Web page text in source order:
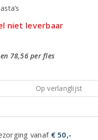
niet leverbaar
78,56 per fles
Op verlanglijst
vanaf € 50,-